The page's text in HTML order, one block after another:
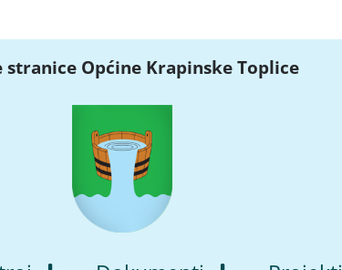
stranice Općine Krapinske Toplice